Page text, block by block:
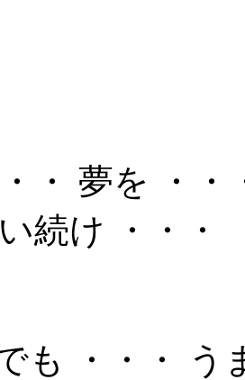
・ 夢を ・
続け ・・・
も ・・・ う